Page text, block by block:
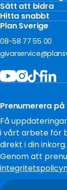
Vårt
För företag
Om oss
Akut insamling Gaza
Akut insamling
Sätt att bidra
Gåvoshop
Ge en gåva
Bli månadsgivare
Starta egen
Bidra som företag
Testamentera
Hitta snabbt
Kontakta oss
Frågor och svar
Jobba hos oss
Policys och villkor
Tillgänglighet
Cookies
Plan Sverige
08-58 77 55 00
Prenumerera
Få
i vårt arbete för
direkt i din inkorg.
Genom att